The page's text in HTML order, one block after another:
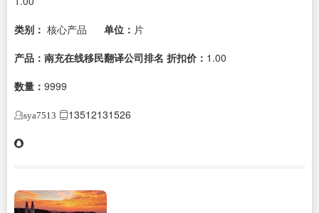
类别： 核心产品 单位： 片
产品：南充在线移民翻译公司排名 折扣价： 1.00
数量： 9999
sya7513 13512131526